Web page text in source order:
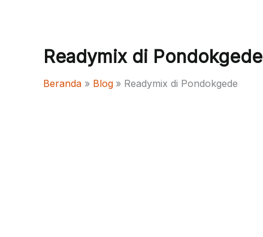
Readymix di Pondokgede
Beranda Blog Readymix di Pondokgede